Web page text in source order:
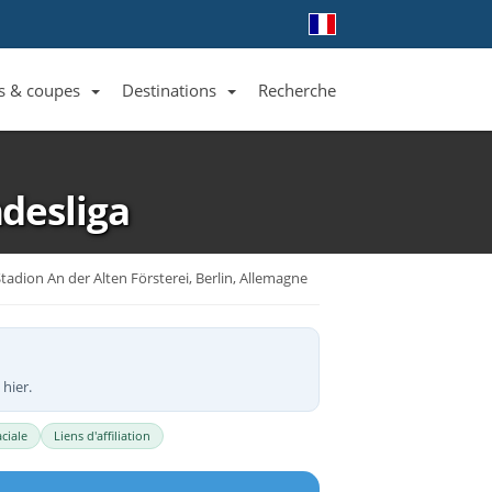
& coupes Destinations Recherche
An der Alten Försterei, Berlin, Allemagne
hier.
Liens d'affiliation